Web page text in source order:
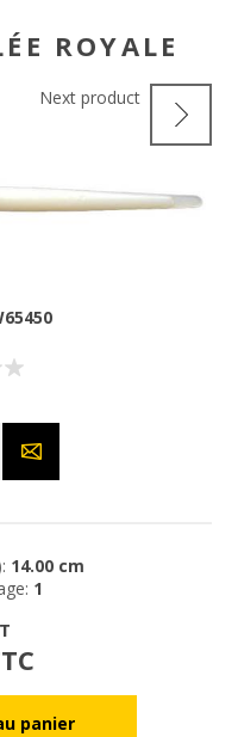
ROYALE
Next product
14.00 cm
1